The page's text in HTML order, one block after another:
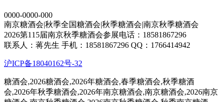
0000-0000-000
南京糖酒会|秋季全国糖酒会|秋季糖酒会|南京秋季糖酒会
2026第115届南京秋季糖酒会参展电话：18581867296
联系人：蒋先生 手机：18581867296 QQ：1766414942
沪ICP备18040162号-32
糖酒会,2026糖酒会,2026年糖酒会,春季糖酒会,秋季糖酒
会,2026年秋季糖酒会,2026年南京糖酒会,南京糖酒会,2026南京